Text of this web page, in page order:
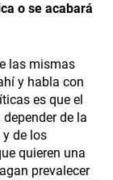
o se acabará
las mismas
y habla con
es que el
de la
de los
quieren una
prevalecer